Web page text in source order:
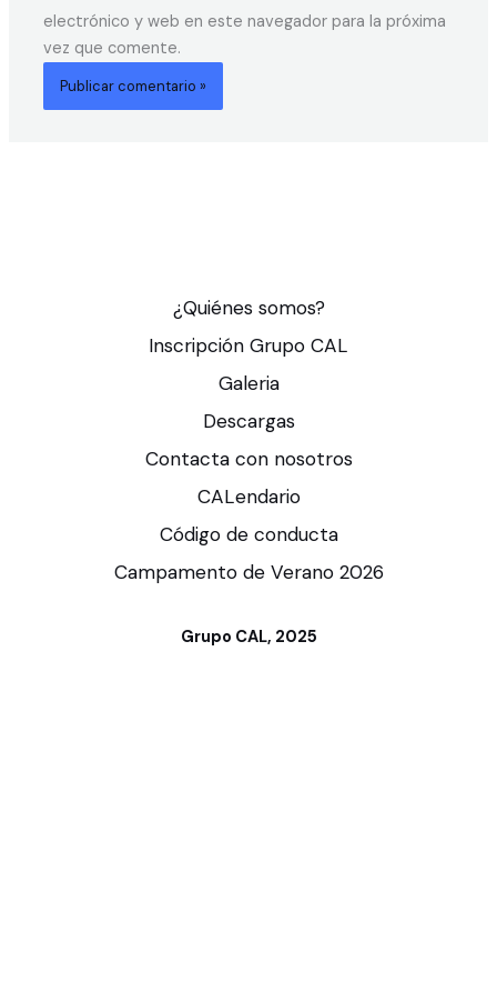
electrónico y web en este navegador para la próxima
vez que comente.
¿Quiénes somos?
Inscripción Grupo CAL
Galeria
Descargas
Contacta con nosotros
CALendario
Código de conducta
Campamento de Verano 2026
Grupo CAL, 2025